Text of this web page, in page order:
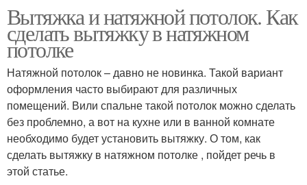
Вытяжка и натяжной потолок. Как
сделать вытяжку в натяжном
потолке
Натяжной потолок – давно не новинка. Такой вариант
оформления часто выбирают для различных
помещений. Вили спальне такой потолок можно сделать
без проблемно, а вот на кухне или в ванной комнате
необходимо будет установить вытяжку. О том, как
сделать вытяжку в натяжном потолке , пойдет речь в
этой статье.